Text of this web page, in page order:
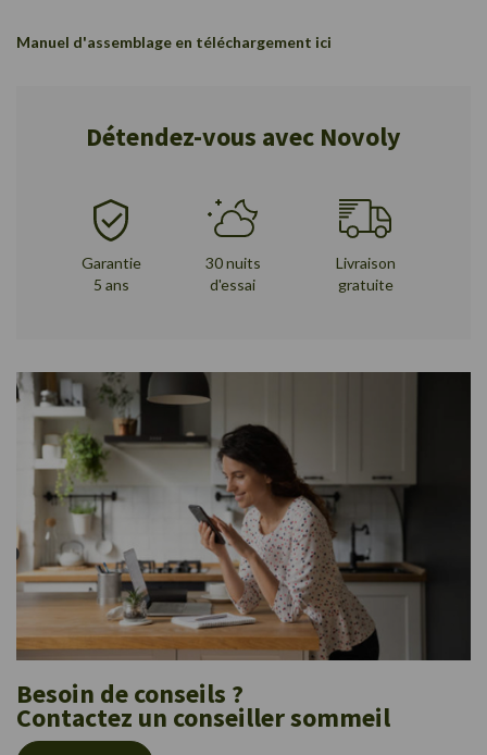
Manuel d'assemblage en téléchargement ici
Détendez-vous avec Novoly
Garantie
5 ans
30 nuits
d'essai
Livraison
gratuite
Besoin de conseils ?
Contactez un conseiller sommeil